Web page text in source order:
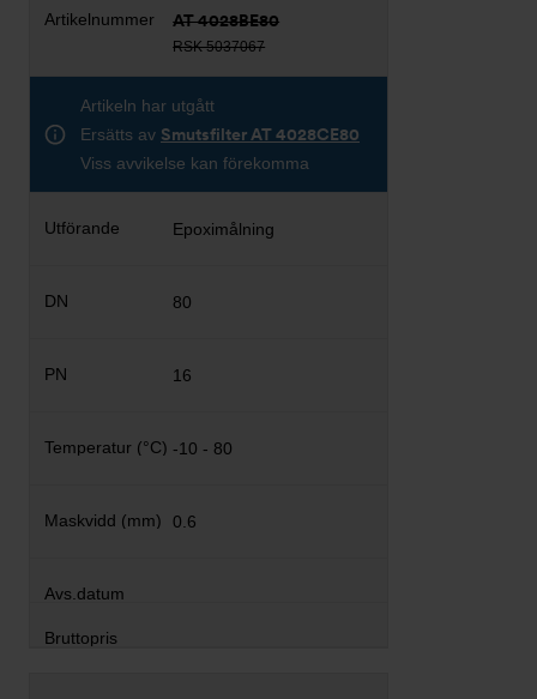
AT 4028BE80
RSK 5037067
Artikeln har utgått
Ersätts av Smutsfilter AT 4028CE80
Viss avvikelse kan förekomma
Epoximålning
80
16
-10 - 80
0.6